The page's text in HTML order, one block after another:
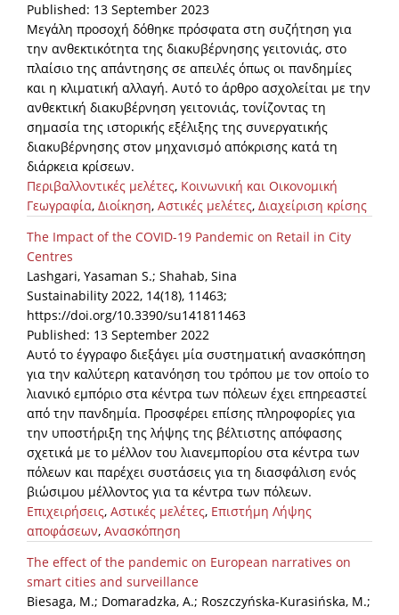
Published: 13 September 2023
Μεγάλη προσοχή δόθηκε πρόσφατα στη συζήτηση για
την ανθεκτικότητα της διακυβέρνησης γειτονιάς, στο
πλαίσιο της απάντησης σε απειλές όπως οι πανδημίες
και η κλιματική αλλαγή. Αυτό το άρθρο ασχολείται με την
ανθεκτική διακυβέρνηση γειτονιάς, τονίζοντας τη
σημασία της ιστορικής εξέλιξης της συνεργατικής
διακυβέρνησης στον μηχανισμό απόκρισης κατά τη
διάρκεια κρίσεων.
Περιβαλλοντικές μελέτες, Κοινωνική και Οικονομική
Γεωγραφία, Διοίκηση, Αστικές μελέτες, Διαχείριση κρίσης
The Impact of the COVID-19 Pandemic on Retail in City
Centres
Lashgari, Yasaman S.; Shahab, Sina
Sustainability 2022, 14(18), 11463;
https://doi.org/10.3390/su141811463
Published: 13 September 2022
Αυτό το έγγραφο διεξάγει μία συστηματική ανασκόπηση
για την καλύτερη κατανόηση του τρόπου με τον οποίο το
λιανικό εμπόριο στα κέντρα των πόλεων έχει επηρεαστεί
από την πανδημία. Προσφέρει επίσης πληροφορίες για
την υποστήριξη της λήψης της βέλτιστης απόφασης
σχετικά με το μέλλον του λιανεμπορίου στα κέντρα των
πόλεων και παρέχει συστάσεις για τη διασφάλιση ενός
βιώσιμου μέλλοντος για τα κέντρα των πόλεων.
Επιχειρήσεις, Αστικές μελέτες, Επιστήμη Λήψης
αποφάσεων, Ανασκόπηση
The effect of the pandemic on European narratives on
smart cities and surveillance
Biesaga, M.; Domaradzka, A.; Roszczyńska-Kurasińska, M.;